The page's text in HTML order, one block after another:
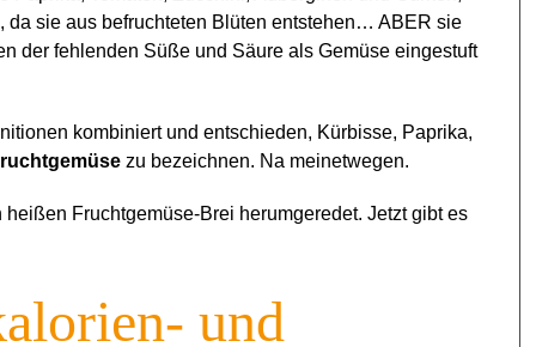
sie aus befruchteten Blüten entstehen… ABER sie
der fehlenden Süße und Säure als Gemüse eingestuft
kombiniert und entschieden, Kürbisse, Paprika,
zu bezeichnen. Na meinetwegen.
Fruchtgemüse-Brei herumgeredet. Jetzt gibt es
und